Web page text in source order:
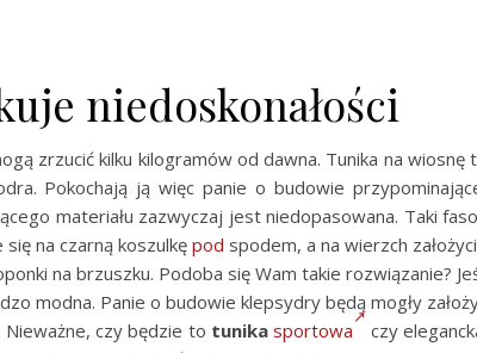
niedoskonałości
zrzucić kilku kilogramów od dawna. Tunika na wiosnę
Pokochają ją więc panie o budowie
materiału zazwyczaj jest niedopasowana. Taki
na czarną koszulkępod spodem, a na wierzch
na brzuszku. Podoba się Wam takie rozwiązanie?
modna. Panie o budowie klepsydry będą mogły
Nieważne, czy będzie to tunika sportowa
czy